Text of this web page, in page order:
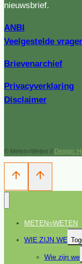
nieuwsbrief.
ANBI
Veelgestelde
Brievenarchief
Privacyverklaring
Disclaimer
© Meten=Weten // Design:
METEN=WETEN
WIE ZIJN WE
Wie zijn we